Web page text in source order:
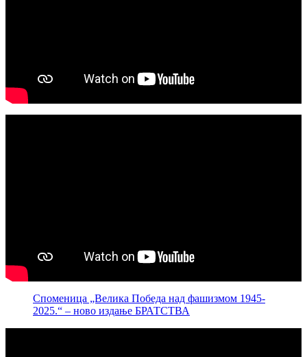
Споменица „Велика Победа над фашизмом 1945-
2025.“ – ново издање БРАТСТВА